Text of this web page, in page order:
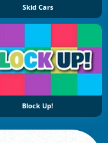
Skid Cars
Block Up!